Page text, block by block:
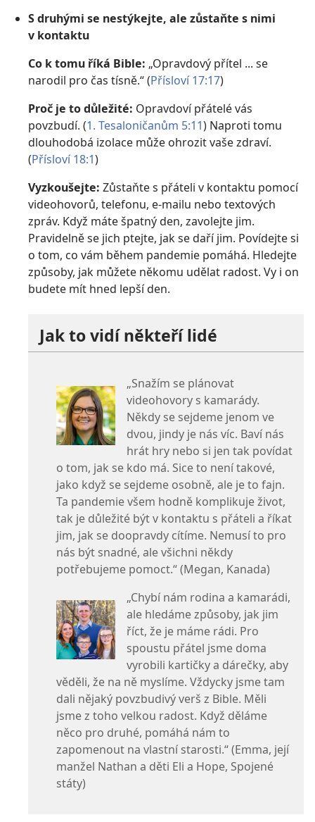
S druhými se nestýkejte, ale zůstaňte s nimi
v kontaktu
Co k tomu říká Bible: „Opravdový přítel ... se
narodil pro čas tísně.“ (Přísloví 17:17)
Proč je to důležité: Opravdoví přátelé vás
povzbudí. (1. Tesaloničanům 5:11) Naproti tomu
dlouhodobá izolace může ohrozit vaše zdraví.
(Přísloví 18:1)
Vyzkoušejte: Zůstaňte s přáteli v kontaktu pomocí
videohovorů, telefonu, e-mailu nebo textových
zpráv. Když máte špatný den, zavolejte jim.
Pravidelně se jich ptejte, jak se daří jim. Povídejte si
o tom, co vám během pandemie pomáhá. Hledejte
způsoby, jak můžete někomu udělat radost. Vy i on
budete mít hned lepší den.
Jak to vidí někteří lidé
„Snažím se plánovat
videohovory s kamarády.
Někdy se sejdeme jenom ve
dvou, jindy je nás víc. Baví nás
hrát hry nebo si jen tak povídat
o tom, jak se kdo má. Sice to není takové,
jako když se sejdeme osobně, ale je to fajn.
Ta pandemie všem hodně komplikuje život,
tak je důležité být v kontaktu s přáteli a říkat
jim, jak se doopravdy cítíme. Nemusí to pro
nás být snadné, ale všichni někdy
potřebujeme pomoct.“ (Megan, Kanada)
„Chybí nám rodina a kamarádi,
ale hledáme způsoby, jak jim
říct, že je máme rádi. Pro
spoustu přátel jsme doma
vyrobili kartičky a dárečky, aby
věděli, že na ně myslíme. Vždycky jsme tam
dali nějaký povzbudivý verš z Bible. Měli
jsme z toho velkou radost. Když děláme
něco pro druhé, pomáhá nám to
zapomenout na vlastní starosti.“ (Emma, její
manžel Nathan a děti Eli a Hope, Spojené
státy)